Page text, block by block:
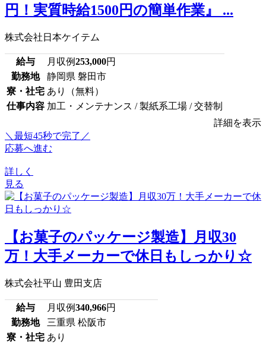
円！実質時給1500円の簡単作業』 ...
株式会社日本ケイテム
給与 月収例253,000円
勤務地
静岡県 磐田市
寮・社宅 あり（無料）
仕事内容 加工・メンテナンス / 製紙系工場 / 交替制
詳細を表示
＼最短45秒で完了／
応募へ進む
詳しく
見る
【お菓子のパッケージ製造】月収30
万！大手メーカーで休日もしっかり☆
株式会社平山 豊田支店
給与 月収例340,966円
勤務地
三重県 松阪市
寮・社宅 あり